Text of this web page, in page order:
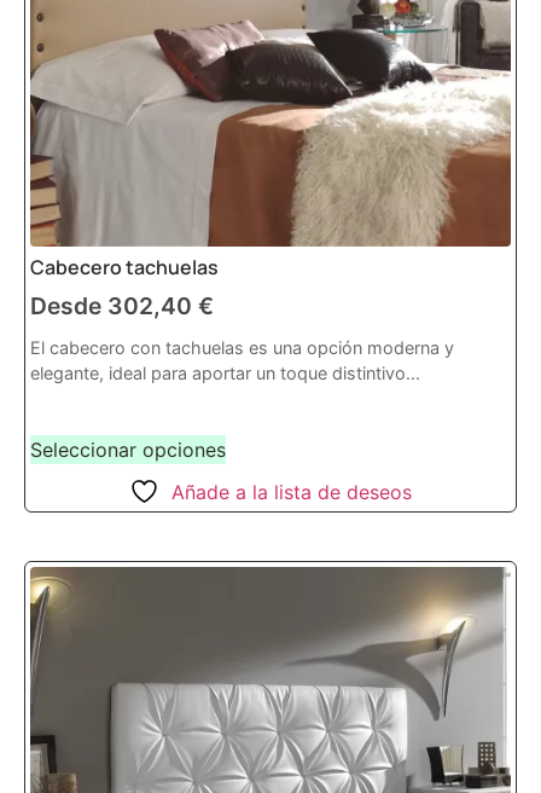
Cabecero tachuelas
Desde 302,40 €
El cabecero con tachuelas es una opción moderna y
elegante, ideal para aportar un toque distintivo...
Seleccionar opciones
Añade a la lista de deseos